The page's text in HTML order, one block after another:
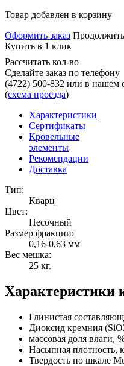
Товар добавлен в корзину
Оформить заказ
Купить в 1 клик
Рассчитать кол-во
Сделайте заказ по телефону
(4722) 500-832 или в нашем
(схема проезда)
Характеристики
Сертификаты
Кровельные
элементы
Рекомендации
Доставка
Тип:
Кварц
Цвет:
Песочный
Размер фракции:
0,16-0,63 мм
Вес мешка:
25 кг.
Характеристики
Глинистая
Диоксид кремния
массовая доля влаги,
Насыпная плотность,
Твердость по шкале